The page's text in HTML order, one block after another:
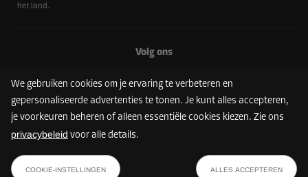
We gebruiken cookies om je ervaring te verbeteren en
gepersonaliseerde advertenties te tonen. Je kunt alles accepteren,
je voorkeuren beheren of alleen essentiële cookies kiezen. Zie ons
privacybeleid voor alle details.
COOKIE-INSTELLINGEN ALLES ACCEPTEREN
VIND JOUW STOREBOX
het land.
Volg ons